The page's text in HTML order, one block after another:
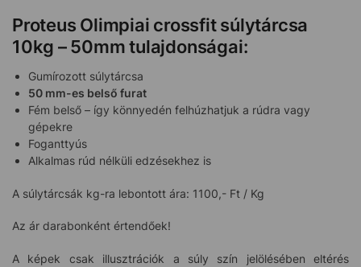
Proteus Olimpiai crossfit súlytárcsa
10kg – 50mm tulajdonságai:
Gumírozott súlytárcsa
50 mm-es belső furat
Fém belső – így könnyedén felhúzhatjuk a rúdra vagy
gépekre
Foganttyús
Alkalmas rúd nélküli edzésekhez is
A súlytárcsák kg-ra lebontott ára: 1100,- Ft / Kg
Az ár darabonként értendőek!
A képek csak illusztrációk a súly szín jelölésében eltérés